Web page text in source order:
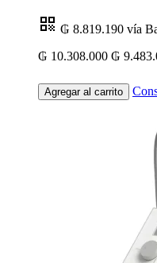
₲ 8.819.190 vía
₲ 10.308.000 ₲
Agregar al carrito